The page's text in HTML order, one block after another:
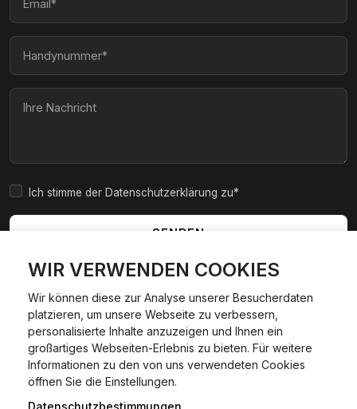
WIR VERWENDEN COOKIES
Wir können diese zur Analyse unserer Besucherdaten
platzieren, um unsere Webseite zu verbessern,
personalisierte Inhalte anzuzeigen und Ihnen ein
großartiges Webseiten-Erlebnis zu bieten. Für weitere
Informationen zu den von uns verwendeten Cookies
öffnen Sie die Einstellungen.
Datenschutzbestimmungen
Ich stimme der Datenschutzerklärung zu*
SENDEN
Widerrufsbelehrung Datenschutzerklärung
Cookie Policy
©2026 Kfzexpresszulassung L&D GmbH. Alle Rechte